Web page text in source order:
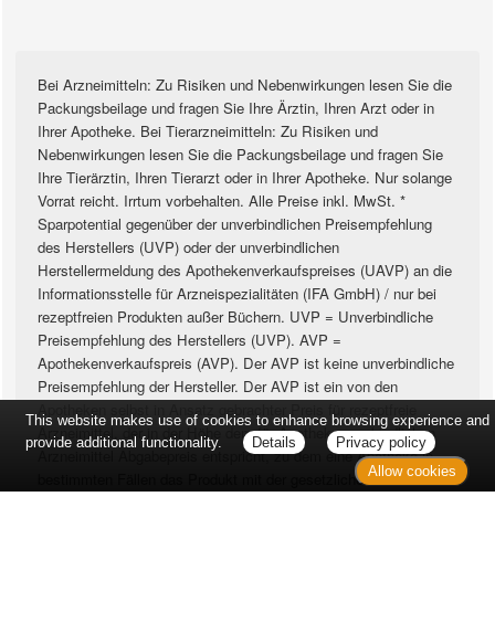
Bei Arzneimitteln: Zu Risiken und Nebenwirkungen lesen Sie die
Packungsbeilage und fragen Sie Ihre Ärztin, Ihren Arzt oder in
Ihrer Apotheke. Bei Tierarzneimitteln: Zu Risiken und
Nebenwirkungen lesen Sie die Packungsbeilage und fragen Sie
Ihre Tierärztin, Ihren Tierarzt oder in Ihrer Apotheke. Nur solange
Vorrat reicht. Irrtum vorbehalten. Alle Preise inkl. MwSt. *
Sparpotential gegenüber der unverbindlichen Preisempfehlung
des Herstellers (UVP) oder der unverbindlichen
Herstellermeldung des Apothekenverkaufspreises (UAVP) an die
Informationsstelle für Arzneispezialitäten (IFA GmbH) / nur bei
rezeptfreien Produkten außer Büchern. UVP = Unverbindliche
Preisempfehlung des Herstellers (UVP). AVP =
Apothekenverkaufspreis (AVP). Der AVP ist keine unverbindliche
Preisempfehlung der Hersteller. Der AVP ist ein von den
Apotheken selbst in Ansatz gebrachter Preis für rezeptfreie
Arzneimittel, der in der Höhe dem für Apotheken verbindlichen
Arzneimittel Abgabepreis entspricht, zu dem eine Apotheke in
bestimmten Fällen das Produkt mit der gesetzlichen
This website makes use of cookies to enhance browsing experience and
provide additional functionality.
Details
Privacy policy
Allow cookies